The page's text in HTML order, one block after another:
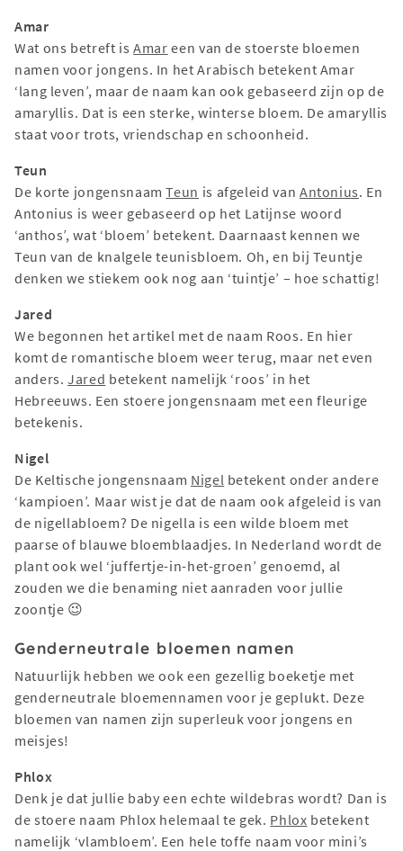
Amar
Wat ons betreft isAmar een van de stoerste bloemen
namen voor jongens. In het Arabisch betekent Amar
‘lang leven’, maar de naam kan ook gebaseerd zijn op de
amaryllis. Dat is een sterke, winterse bloem. De amaryllis
staat voor trots, vriendschap en schoonheid.
Teun
De korte jongensnaamTeun is afgeleid van Antonius. En
Antonius is weer gebaseerd op het Latijnse woord
‘anthos’, wat ‘bloem’ betekent. Daarnaast kennen we
Teun van de knalgele teunisbloem. Oh, en bij Teuntje
denken we stiekem ook nog aan ‘tuintje’ – hoe schattig!
Jared
We begonnen het artikel met de naam Roos. En hier
komt de romantische bloem weer terug, maar net even
anders.Jared betekent namelijk ‘roos’ in het
Hebreeuws. Een stoere jongensnaam met een fleurige
betekenis.
Nigel
De Keltische jongensnaam Nigel betekent onder andere
‘kampioen’. Maar wist je dat de naam ook afgeleid is van
de nigellabloem? De nigella is een wilde bloem met
paarse of blauwe bloemblaadjes. In Nederland wordt de
plant ook wel ‘juffertje-in-het-groen’ genoemd, al
zouden we die benaming niet aanraden voor jullie
zoontje 😉
Genderneutrale bloemen namen
Natuurlijk hebben we ook een gezellig boeketje met
genderneutrale bloemennamen voor je geplukt. Deze
bloemen van namen zijn superleuk voor jongens en
meisjes!
Phlox
Denk je dat jullie baby een echte wildebras wordt? Dan is
de stoere naam Phlox helemaal te gek. Phlox betekent
namelijk ‘vlambloem’. Een hele toffe naam voor mini’s